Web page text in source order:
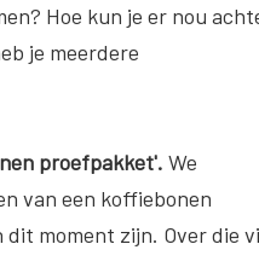
Hoe kun je er nou
je meerdere
proefpakket'. We
van een koffiebonen
moment zijn. Over die